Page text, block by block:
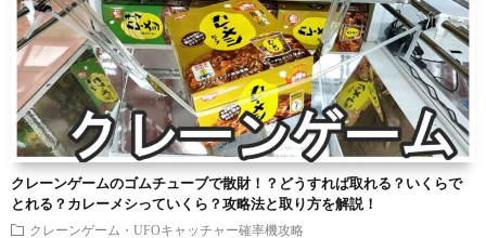
クレーンゲームのゴムチューブで散財！？どうすれば取れる？いくらで
とれる？カレーメシっていくら？攻略法と取り方を解説！
クレーンゲーム・UFOキャッチャー確率機攻略